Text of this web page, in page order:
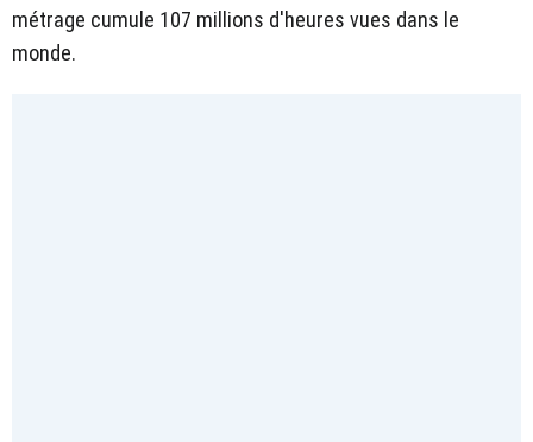
métrage cumule 107 millions d'heures vues dans le
monde.